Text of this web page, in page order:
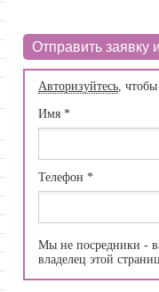
Отправить заявку
Авторизуйтесь,
Имя *
Телефон *
Мы не посредники -
владелец этой